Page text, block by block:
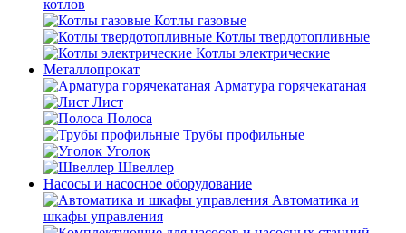
котлов
Котлы газовые
Котлы твердотопливные
Котлы электрические
Металлопрокат
Арматура горячекатаная
Лист
Полоса
Трубы профильные
Уголок
Швеллер
Насосы и насосное оборудование
Автоматика и
шкафы управления